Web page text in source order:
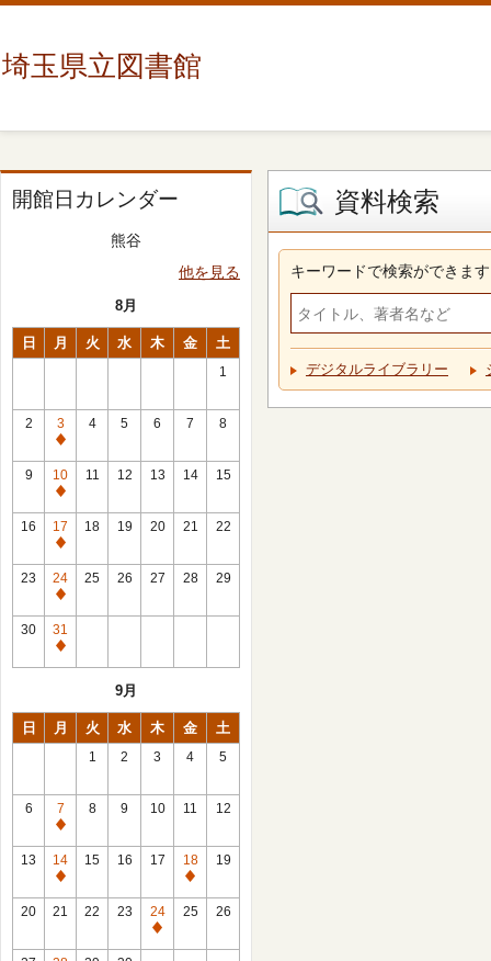
埼玉県立図書館
開館日カレンダー
熊谷
他を見る
8月
日 月 火 水 木 金 土
1
2
3
休
館
日
4 5 6 7 8
9
10
休
館
日
11 12 13 14 15
16
17
休
館
日
18 19 20 21 22
23
24
休
館
日
25 26 27 28 29
30
31
休
9月
日 月 火 水 木 金 土
1 2 3 4 5
6
7
休
館
日
8 9 10 11 12
13
14
休
館
15 16 17
18
休
館
19
20 21 22 23
24
休
25 26
資料検索
キーワードで検索ができます
デジタルライブラリー